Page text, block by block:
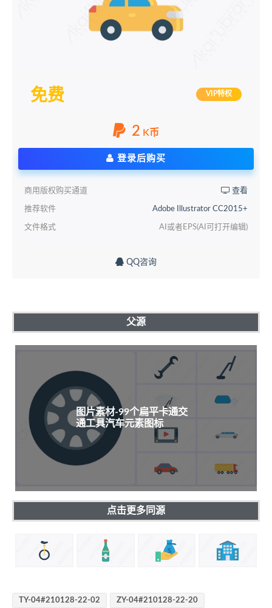
免费 VIP特权
2 K币
登录后购买
商用版权购买通道 查看
推荐软件 Adobe Illustrator CC2015+
文件格式 AI或者EPS(AI可打开编辑)
QQ咨询
父源
图片素材-99个扁平卡通交
通工具汽车元素图标
点击更多同源
TY-04#210128-22-02 ZY-04#210128-22-20